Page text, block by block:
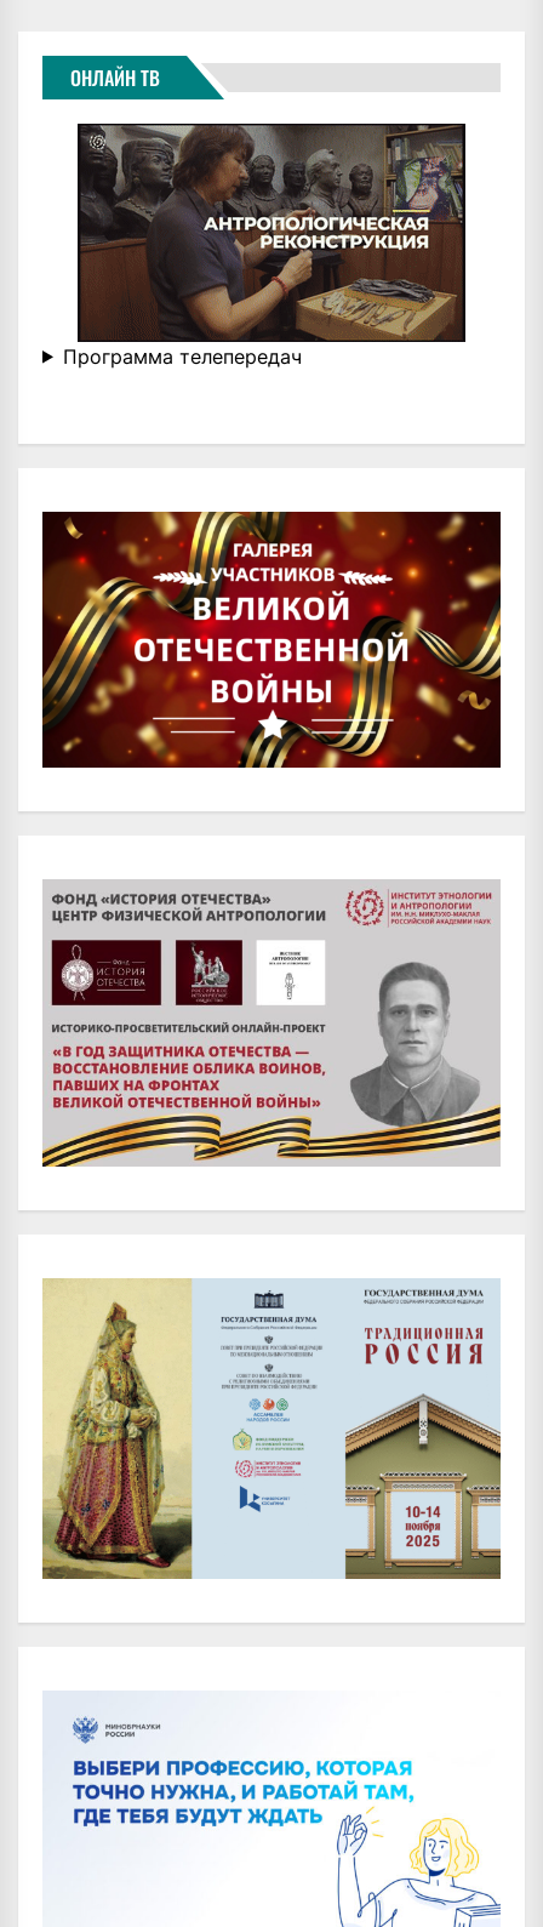
ОНЛАЙН ТВ
Программа телепередач